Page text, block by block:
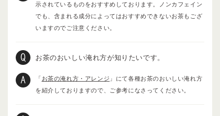
示されているものをおすすめしております。ノンカフェイン
でも、含まれる成分によってはおすすめできないお茶もござ
いますのでご注意ください。
お茶のおいしい淹れ方が知りたいです。
「 お茶の淹れ方・アレンジ 」にて各種お茶のおいしい淹れ方
を紹介しておりますので、ご参考になさってください。